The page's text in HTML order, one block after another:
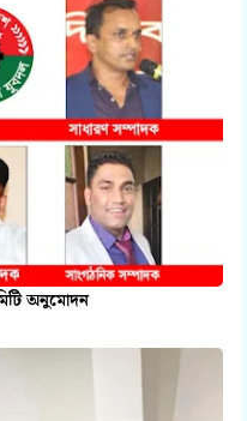
অনুমোদন